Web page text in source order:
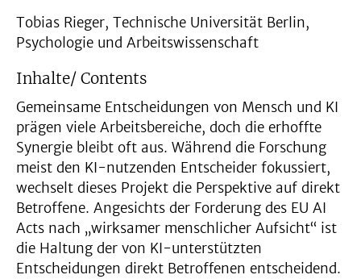
Tobias Rieger, Technische Universität Berlin,
Psychologie und Arbeitswissenschaft
Inhalte/ Contents
Gemeinsame Entscheidungen von Mensch und KI
prägen viele Arbeitsbereiche, doch die erhoffte
Synergie bleibt oft aus. Während die Forschung
meist den KI-nutzenden Entscheider fokussiert,
wechselt dieses Projekt die Perspektive auf direkt
Betroffene. Angesichts der Forderung des EU AI
Acts nach „wirksamer menschlicher Aufsicht“ ist
die Haltung der von KI-unterstützten
Entscheidungen direkt Betroffenen entscheidend.